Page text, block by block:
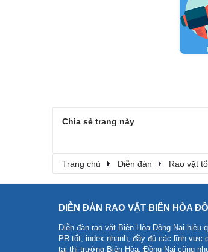
Chia sẻ trang này
Trang chủ Diễn đàn Rao vặt
DIỄN ĐÀN RAO VẶT BIÊN HÒA
Diễn đàn rao vặt Biên Hòa Đồng Nai hiệu
PR tốt, index nhanh, đầy đủ các lĩnh vực
tại thị trường Biên Hòa, Đồng Nai cũng